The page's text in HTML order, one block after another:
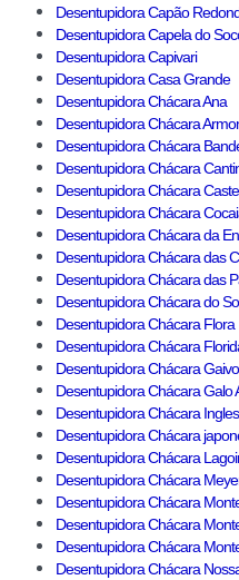
Desentupidora Capão
Desentupidora Capela do
Desentupidora Capivari
Desentupidora Casa Grande
Desentupidora Chácara Ana
Desentupidora Chácara
Desentupidora Chácara
Desentupidora Chácara
Desentupidora Chácara
Desentupidora Chácara
Desentupidora Chácara da
Desentupidora Chácara das
Desentupidora Chácara das
Desentupidora Chácara do
Desentupidora Chácara Flora
Desentupidora Chácara
Desentupidora Chácara
Desentupidora Chácara Galo
Desentupidora Chácara
Desentupidora Chácara
Desentupidora Chácara
Desentupidora Chácara
Desentupidora Chácara
Desentupidora Chácara
Desentupidora Chácara
Desentupidora Chácara